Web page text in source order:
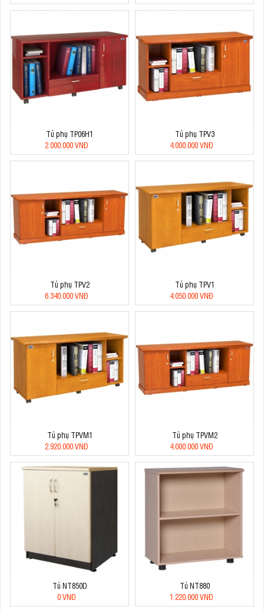
Tủ phụ TP06H1
2.000.000 VNĐ
Tủ phụ TPV3
4.000.000 VNĐ
Tủ phụ TPV2
6.340.000 VNĐ
Tủ phụ TPV1
4.050.000 VNĐ
Tủ phụ TPVM1
2.920.000 VNĐ
Tủ phụ TPVM2
4.000.000 VNĐ
Tủ NT850D
0 VNĐ
Tủ NT880
1.220.000 VNĐ